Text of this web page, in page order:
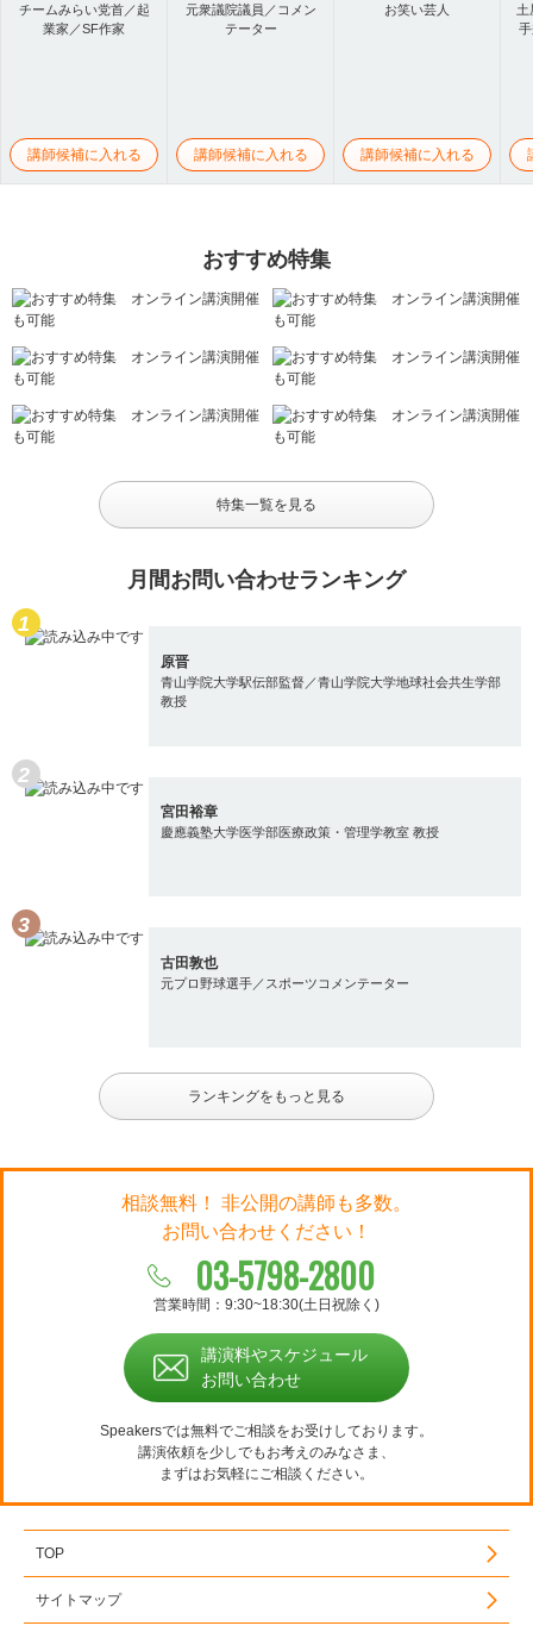
チームみらい党首／起
業家／SF作家
講師候補に入れる
元衆議院議員／コメン
テーター
講師候補に入れる
お笑い芸人
講師候補に入れる
土
おすすめ特集
特集一覧を見る
月間お問い合わせランキング
原晋
青山学院大学駅伝部監督／青山学院大学地球社会共生学部
教授
宮田裕章
慶應義塾大学医学部医療政策・管理学教室 教授
古田敦也
元プロ野球選手／スポーツコメンテーター
ランキングをもっと見る
相談無料！ 非公開の講師も多数。
お問い合わせください！
03-5798-2800
営業時間：9:30~18:30(土日祝除く)
講演料やスケジュール
お問い合わせ
Speakersでは無料でご相談をお受けしております。
講演依頼を少しでもお考えのみなさま、
まずはお気軽にご相談ください。
TOP
サイトマップ